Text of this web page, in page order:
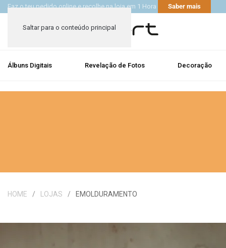
Saltar para o conteúdo principal
Faz o teu pedido online e recolhe na loja em 1 Hora Saber mais
Álbuns Digitais Revelação de Fotos Decoração
HOME LOJAS EMOLDURAMENTO